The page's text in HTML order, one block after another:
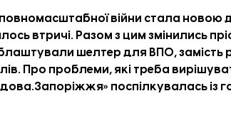
війни стала новою
втричі. Разом з цим змінились
шелтер для ВПО, замість
Про проблеми, які треба
» поспілкувалась із